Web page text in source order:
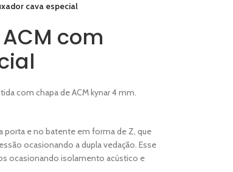
cava especial
com
com chapa de ACM kynar 4 mm.
porta e no batente em forma de Z, que
ocasionando a dupla vedação. Esse
ocasionando isolamento acústico e